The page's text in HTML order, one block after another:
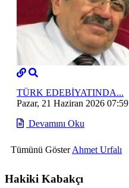
TÜRK EDEBİYATINDA...
Pazar, 21 Haziran 2026 07:59
Devamını Oku
Tümünü GösterAhmet Urfalı
Hakiki Kabakçı